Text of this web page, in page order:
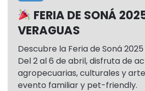
FERIA DE SONÁ
VERAGUAS
Descubre la Feria de Soná
Del 2 al 6 de abril, disfruta de
agropecuarias, culturales y
evento familiar y pet-friendly.